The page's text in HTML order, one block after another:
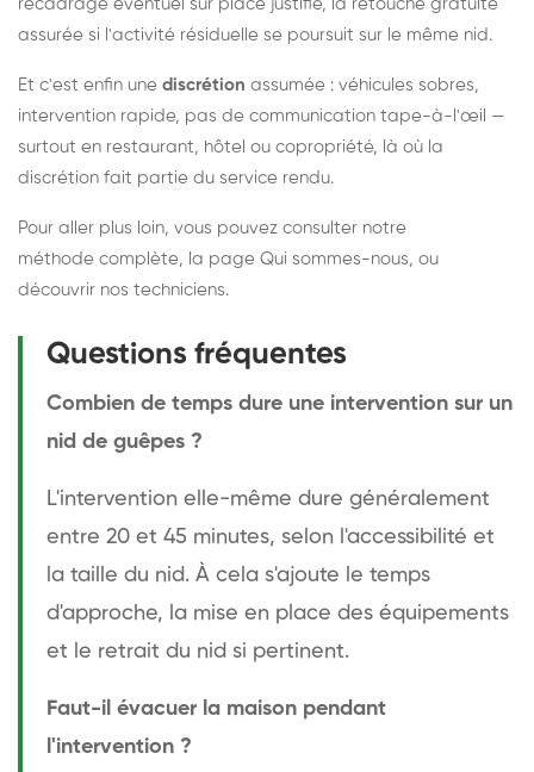
recadrage éventuel sur place justifié, la retouche gratuite
assurée si l'activité résiduelle se poursuit sur le même nid.
Et c'est enfin une discrétion assumée : véhicules sobres,
intervention rapide, pas de communication tape-à-l'œil —
surtout en restaurant, hôtel ou copropriété, là où la
discrétion fait partie du service rendu.
Pour aller plus loin, vous pouvez consulter notre
méthode complète, la page Qui sommes-nous, ou
découvrir nos techniciens.
Questions fréquentes
Combien de temps dure une intervention sur un
nid de guêpes ?
L'intervention elle-même dure généralement
entre 20 et 45 minutes, selon l'accessibilité et
la taille du nid. À cela s'ajoute le temps
d'approche, la mise en place des équipements
et le retrait du nid si pertinent.
Faut-il évacuer la maison pendant
l'intervention ?